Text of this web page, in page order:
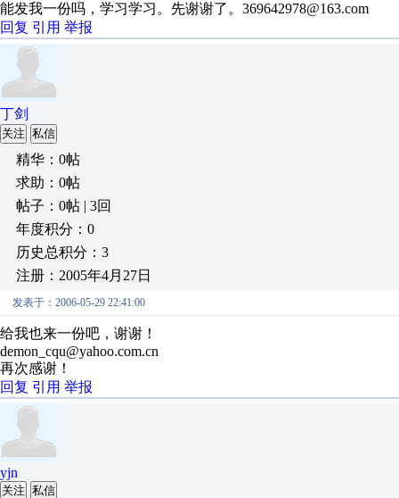
能发我一份吗，学习学习。先谢谢了。369642978@163.com
回复 引用 举报
丁剑
关注 私信
精华：0帖
求助：0帖
帖子：0帖 | 3回
年度积分：0
历史总积分：3
注册：2005年4月27日
发表于：2006-05-29 22:41:00
给我也来一份吧，谢谢！
demon_cqu@yahoo.com.cn
再次感谢！
回复 引用 举报
yjn
关注 私信